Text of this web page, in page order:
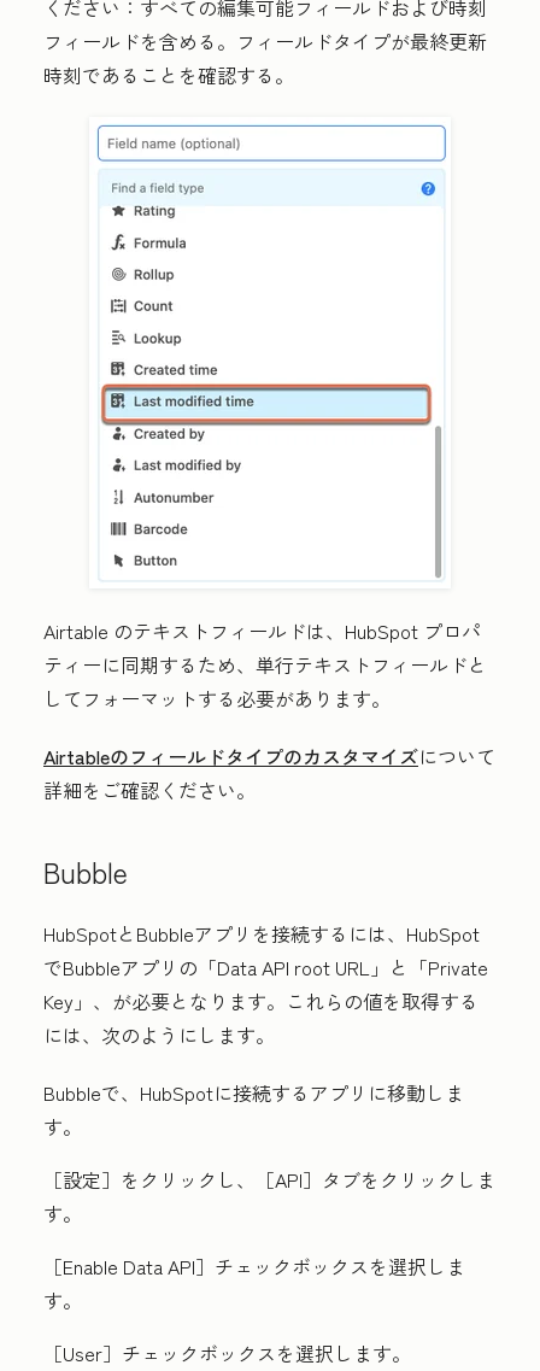
ください： すべての編集可能フィールドおよび時刻
フィールドを含める。フィールドタイプが最終更新
時刻であることを確認する。
Airtable のテキストフィールドは、HubSpot プロパ
ティーに同期するため、 単行テキスト フィールドと
してフォーマットする必要があります。
Airtableのフィールドタイプのカスタマイズについて
詳細をご確認ください。
Bubble
HubSpotとBubbleアプリを接続するには、HubSpot
でBubbleアプリの「Data API root URL」 と「Private
Key」、 が必要となります。これらの値を取得する
には、次のようにします。
Bubbleで、HubSpotに接続するアプリに移動しま
す。
［設定］ をクリックし、［API］ タブをクリックしま
す。
［Enable Data API］ チェックボックスを選択しま
す。
［User］ チェックボックスを選択します。